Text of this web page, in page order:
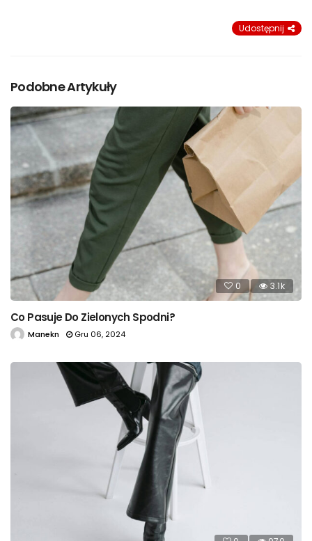
Udostępnij
Podobne Artykuły
0 3.1k
Co Pasuje Do Zielonych Spodni?
Manekn Gru 06, 2024